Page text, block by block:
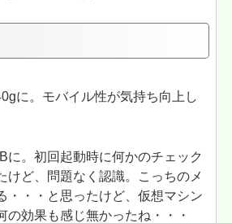
に。モバイル性が気持ち向上し
に。初回起動時に何かのチェック
けど、問題なく認識。こっちのメ
・・・と思ったけど、仮想マシン
の効果も感じ無かったね・・・